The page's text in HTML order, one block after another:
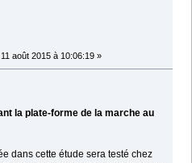
11 août 2015 à 10:06:19 »
la plate-forme de la marche au
dans cette étude sera testé chez